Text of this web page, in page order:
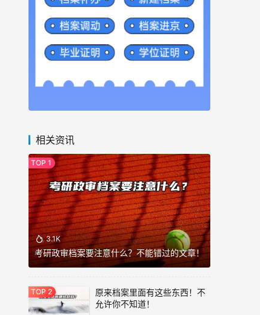
相关资讯
3.1K
考研政审档案要注意什么？不能错过的文章！
原来档案里面有这些东西！不
允许你不知道！